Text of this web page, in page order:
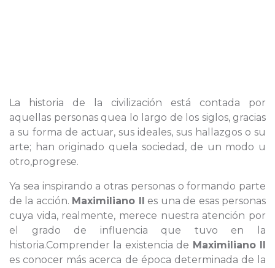
La historia de la civilización está contada por
aquellas personas quea lo largo de los siglos, gracias
a su forma de actuar, sus ideales, sus hallazgos o su
arte; han originado quela sociedad, de un modo u
otro,progrese.
Ya sea inspirando a otras personas o formando parte
de la acción. Maximiliano II es una de esas personas
cuya vida, realmente, merece nuestra atención por
el grado de influencia que tuvo en la
historia.Comprender la existencia de Maximiliano II
es conocer más acerca de época determinada de la